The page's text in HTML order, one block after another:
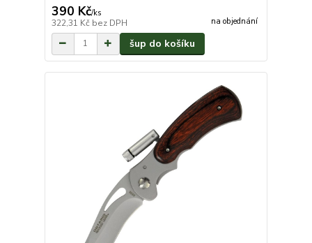
390 Kč/ks
322,31 Kč bez DPH na objednání
šup do košíku